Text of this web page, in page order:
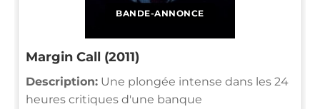
BANDE-ANNONCE
Margin Call (2011)
Description: Une plongée intense dans les 24
heures critiques d'une banque